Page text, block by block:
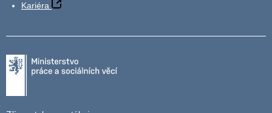
Kariéra